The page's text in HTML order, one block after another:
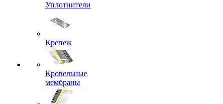
Уплотнители
Крепеж
Кровельные
мембраны